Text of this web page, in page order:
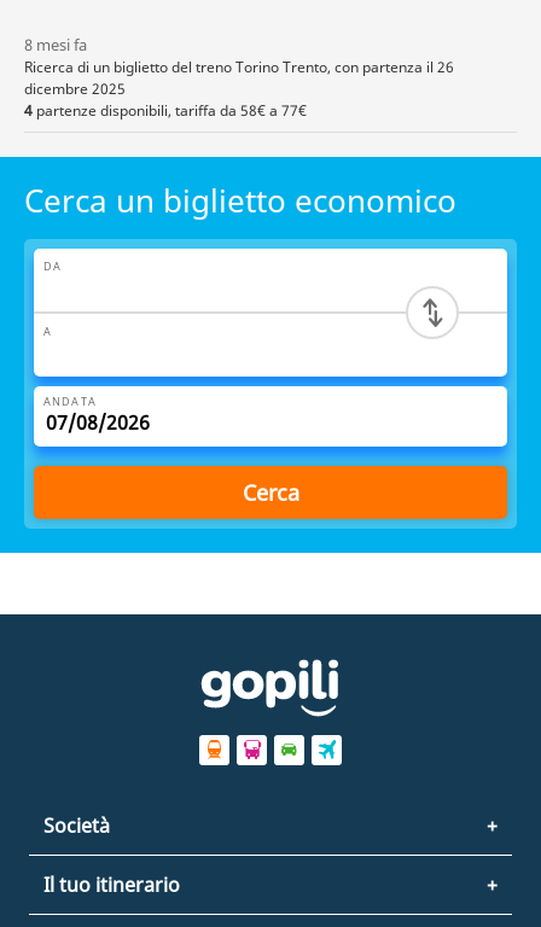
8 mesi fa
Ricerca di un biglietto del treno Torino Trento, con partenza il 26
dicembre 2025
4 partenze disponibili, tariffa da 58€ a 77€
Cerca un biglietto economico
DA
A
ANDATA
Cerca
Società
Il tuo itinerario